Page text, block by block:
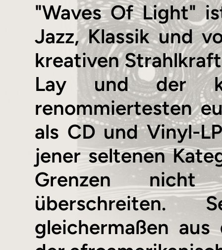
"Waves Of Light"
Jazz, Klassik und
kreativen
Lay und der
renommiertesten
als CD und Vinyl-
jener seltenen
Grenzen nicht
überschreiten.
gleichermaßen